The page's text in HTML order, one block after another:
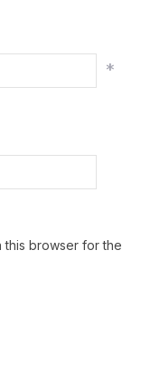
*
this browser for the